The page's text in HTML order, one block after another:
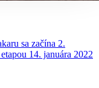
sa začína 2.
14. januára 2022